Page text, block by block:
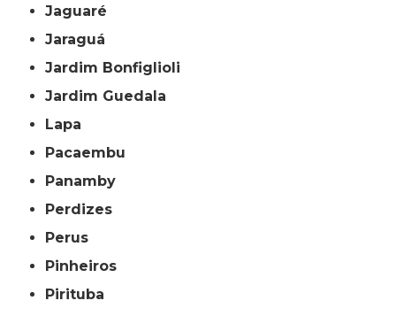
Jaguaré
Jaraguá
Jardim Bonfiglioli
Jardim Guedala
Lapa
Pacaembu
Panamby
Perdizes
Perus
Pinheiros
Pirituba